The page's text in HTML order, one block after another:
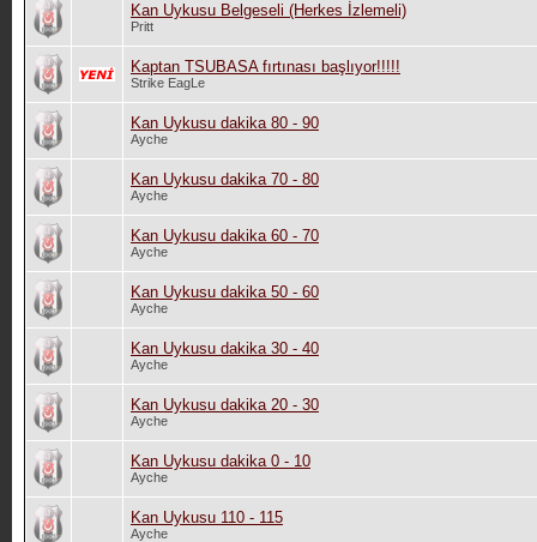
Kan Uykusu Belgeseli (Herkes İzlemeli)
Pritt
Kaptan TSUBASA fırtınası başlıyor!!!!!
Strike EagLe
Kan Uykusu dakika 80 - 90
Ayche
Kan Uykusu dakika 70 - 80
Ayche
Kan Uykusu dakika 60 - 70
Ayche
Kan Uykusu dakika 50 - 60
Ayche
Kan Uykusu dakika 30 - 40
Ayche
Kan Uykusu dakika 20 - 30
Ayche
Kan Uykusu dakika 0 - 10
Ayche
Kan Uykusu 110 - 115
Ayche